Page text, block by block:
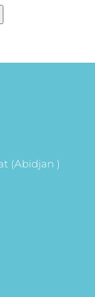
(Abidjan )